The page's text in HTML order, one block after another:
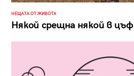
НЕЩАТА ОТ ЖИВОТА
Някой срещна някой в